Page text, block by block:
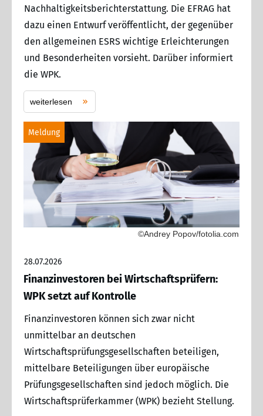
Nachhaltigkeitsberichterstattung. Die EFRAG hat
dazu einen Entwurf veröffentlicht, der gegenüber
den allgemeinen ESRS wichtige Erleichterungen
und Besonderheiten vorsieht. Darüber informiert
die WPK.
weiterlesen
Meldung
©Andrey Popov/fotolia.com
28.07.2026
Finanzinvestoren bei Wirtschaftsprüfern:
WPK setzt auf Kontrolle
Finanzinvestoren können sich zwar nicht
unmittelbar an deutschen
Wirtschaftsprüfungsgesellschaften beteiligen,
mittelbare Beteiligungen über europäische
Prüfungsgesellschaften sind jedoch möglich. Die
Wirtschaftsprüferkammer (WPK) bezieht Stellung.